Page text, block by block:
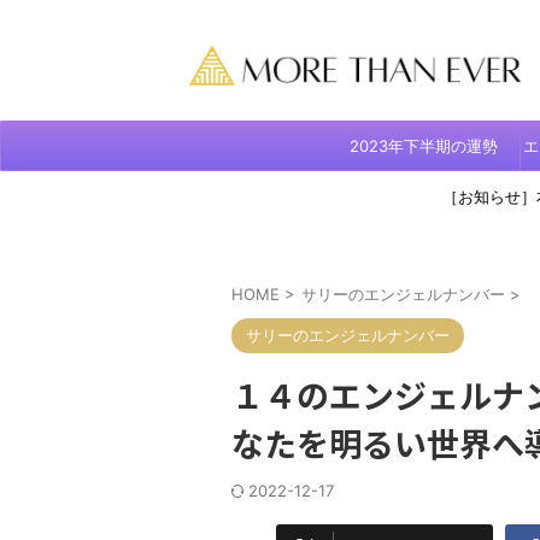
2023年下半期の運勢
［お知らせ
HOME > サリーのエンジェルナンバー >
サリーのエンジェルナンバー
１４のエンジェル
なたを明るい世界へ
2022-12-17